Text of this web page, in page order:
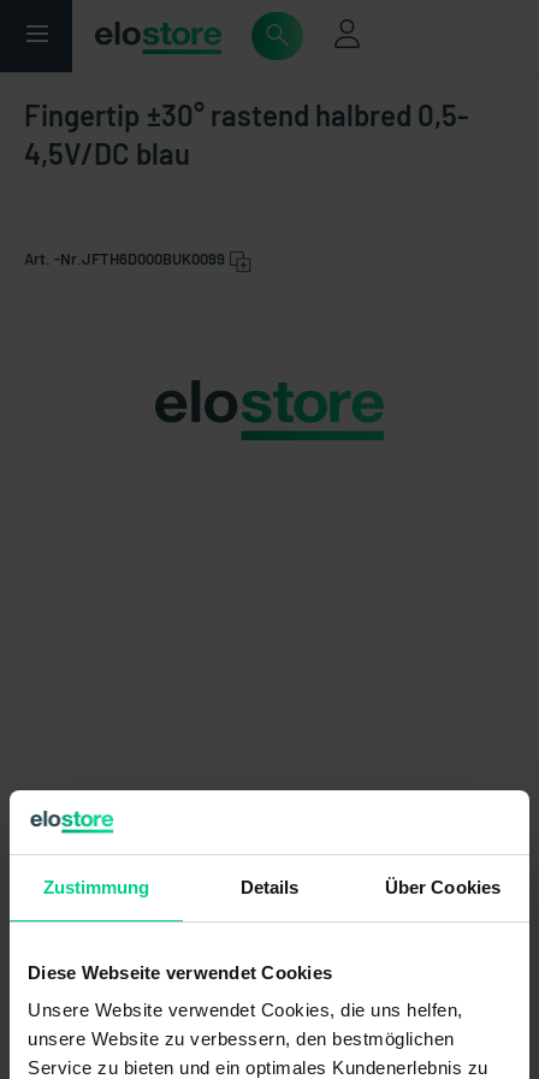
Zustimmung Details Über Cookies
Diese Webseite verwendet Cookies
Unsere Website verwendet Cookies, die uns helfen,
unsere Website zu verbessern, den bestmöglichen
Service zu bieten und ein optimales Kundenerlebnis zu
Fingertip ±30° rastend halbred 0,5-
4,5V/DC blau
Art. -Nr. JFTH6D000BUK0099
pro Stück 192,54 €
Preise exkl. MwSt. zzgl. Versandkosten
verfügbar (12 Stk.), Lieferzeit 1-3 Tage
Stückzahl Preis
182,92 €
ab 12 Stk.
169,20 €
- 12 %